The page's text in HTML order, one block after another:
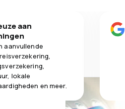
aan
aanvullende
lokale
en meer.